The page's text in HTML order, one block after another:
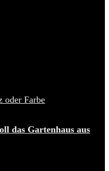
das Gartenhaus aus